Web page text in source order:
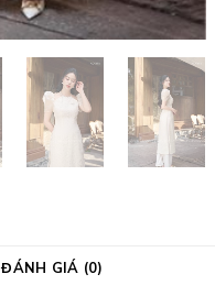
ĐÁNH GIÁ (0)